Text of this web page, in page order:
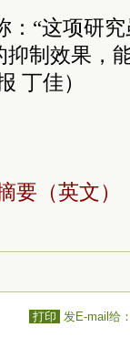
：“这项研
制效果，
丁佳）
要（英文）
打印 发E-mail给